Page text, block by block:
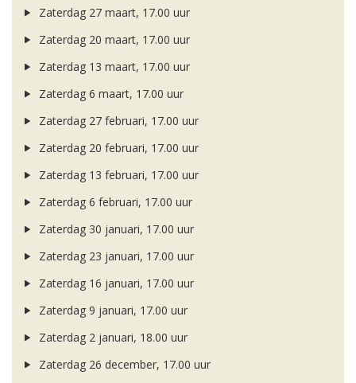
Zaterdag 27 maart, 17.00 uur
Zaterdag 20 maart, 17.00 uur
Zaterdag 13 maart, 17.00 uur
Zaterdag 6 maart, 17.00 uur
Zaterdag 27 februari, 17.00 uur
Zaterdag 20 februari, 17.00 uur
Zaterdag 13 februari, 17.00 uur
Zaterdag 6 februari, 17.00 uur
Zaterdag 30 januari, 17.00 uur
Zaterdag 23 januari, 17.00 uur
Zaterdag 16 januari, 17.00 uur
Zaterdag 9 januari, 17.00 uur
Zaterdag 2 januari, 18.00 uur
Zaterdag 26 december, 17.00 uur